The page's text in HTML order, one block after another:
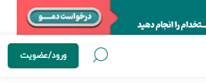
ورود/عضویت